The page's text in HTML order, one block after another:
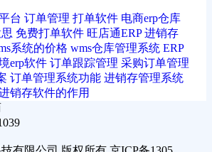
台 订单管理 打单软件 电商erp仓库
免费打单软件 旺店通ERP 进销存
系统的价格 wms仓库管理系统 ERP
erp软件 订单跟踪管理 采购订单管理
订单管理系统功能 进销存管理系统
销存软件的作用